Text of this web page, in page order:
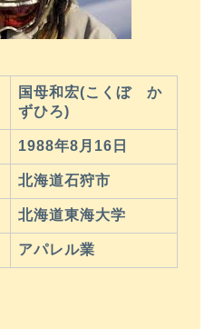
国母和宏(こくぼ か
ずひろ)
1988年8月16日
北海道石狩市
北海道東海大学
アパレル業